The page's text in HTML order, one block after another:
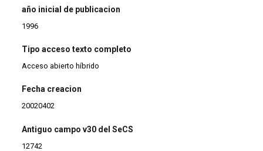
año inicial de publicacion
1996
Tipo acceso texto completo
Acceso abierto híbrido
Fecha creacion
20020402
Antiguo campo v30 del SeCS
12742